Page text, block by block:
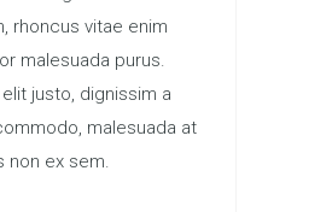
rhoncus vitae enim
malesuada purus.
justo, dignissim a
malesuada at
non ex sem.